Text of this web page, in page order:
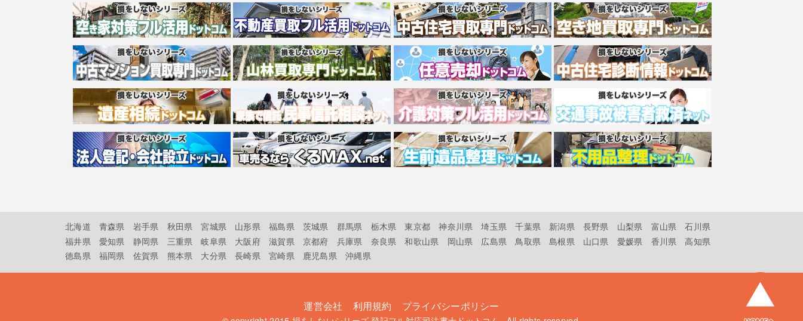
北海道 青森県 岩手県 秋田県 宮城県 山形県 福島県 茨城県 群馬県 栃木県 東京都 神奈川県 埼玉県 千葉県 新潟県 長野県 山梨県 富山県
石川県
福井県
愛知県 静岡県 三重県 岐阜県 大阪府 滋賀県 京都府 兵庫県 奈良県 和歌山県 岡山県 広島県 鳥取県 島根県 山口県 愛媛県 香川県
高知県
徳島県
福岡県 佐賀県 熊本県 大分県 長崎県 宮崎県 鹿児島県 沖縄県
運営会社 利用規約 プライバシーポリシー